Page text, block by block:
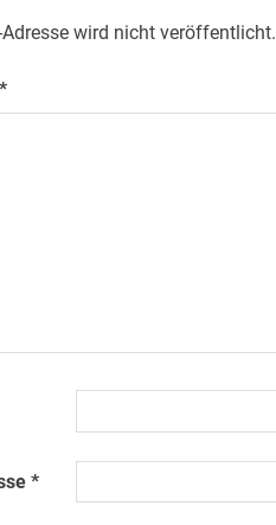
Adresse wird nicht veröffentlicht.
*
*